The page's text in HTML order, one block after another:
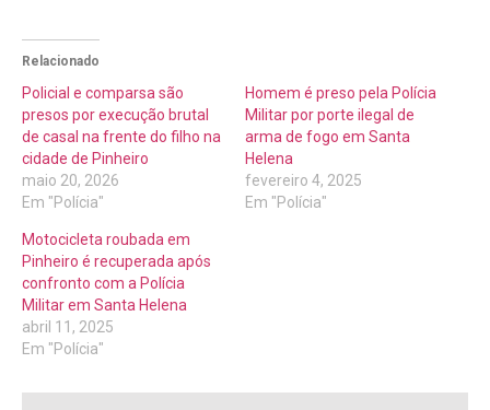
Relacionado
Policial e comparsa são
presos por execução brutal
de casal na frente do filho na
cidade de Pinheiro
maio 20, 2026
Em "Polícia"
Homem é preso pela Polícia
Militar por porte ilegal de
arma de fogo em Santa
Helena
fevereiro 4, 2025
Em "Polícia"
Motocicleta roubada em
Pinheiro é recuperada após
confronto com a Polícia
Militar em Santa Helena
abril 11, 2025
Em "Polícia"